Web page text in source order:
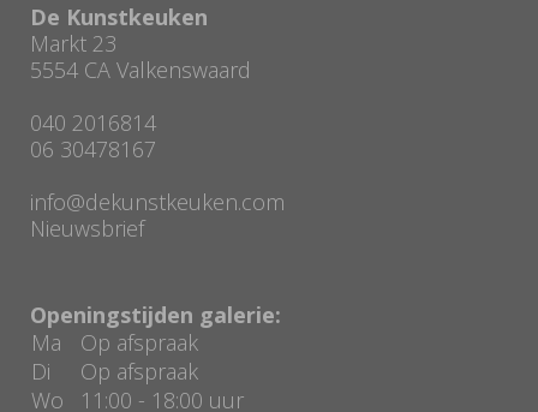
De Kunstkeuken
Markt 23
5554 CA Valkenswaard
040 2016814
06 30478167
info@dekunstkeuken.com
Nieuwsbrief
Openingstijden galerie:
Ma
Op afspraak
Di
Op afspraak
Wo
11:00 - 18:00 uur